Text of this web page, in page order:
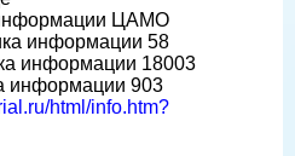
ЦАМО
информации 58
информации 18003
информации 903
html/info.htm?